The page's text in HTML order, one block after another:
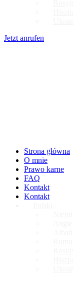
Jetzt anrufen
Strona główna
O mnie
Prawo karne
FAQ
Kontakt
Kontakt